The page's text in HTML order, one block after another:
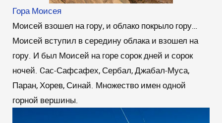
Гора Моисея
Моисей взошел на гору, и облако покрыло гору…
Моисей вступил в середину облака и взошел на
гору. И был Моисей на горе сорок дней и сорок
ночей. Cас-Сафсафех, Сербал, Джабал-Муса,
Паран, Хорев, Синай. Множество имен одной
горной вершины.